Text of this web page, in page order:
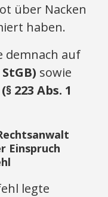
über Nacken
haben.
demnach auf
sowie
223 Abs. 1
Einspruch
legte